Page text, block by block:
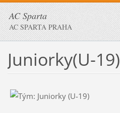
AC Sparta
AC SPARTA PRAHA
Juniorky(U-19)